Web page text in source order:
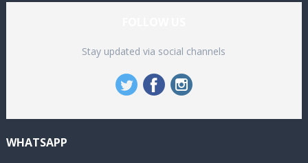
Stay updated via social channels
WHATSAPP